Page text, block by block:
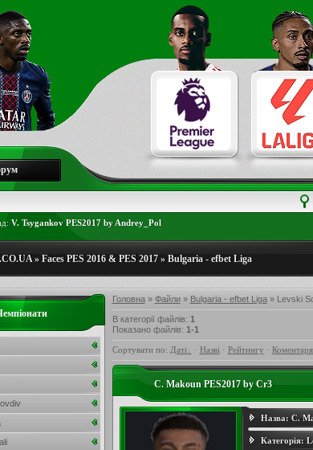
V. Tsygankov PES2017 by Andrey_Pol
» Faces PES 2016 & PES 2017» Bulgaria - efbet Liga
Головна» Файли» Bulgaria - efbet Liga» Levski
В категорії файлів: 1
Показано файлів: 1-1
Сортувати по: Даті · Назві · Рейтингу ·
C. Makoun PES2017 by Cr3
Назва: C.
Категорія: